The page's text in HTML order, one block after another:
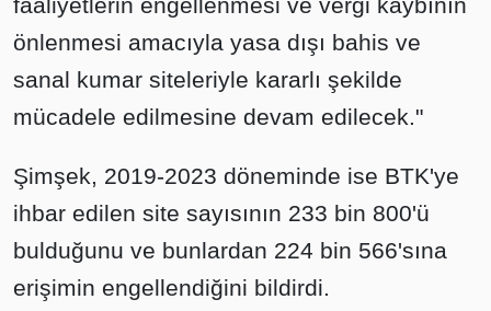
faaliyetlerin engellenmesi ve vergi kaybının
önlenmesi amacıyla yasa dışı bahis ve
sanal kumar siteleriyle kararlı şekilde
mücadele edilmesine devam edilecek."
Şimşek, 2019-2023 döneminde ise BTK'ye
ihbar edilen site sayısının 233 bin 800'ü
bulduğunu ve bunlardan 224 bin 566'sına
erişimin engellendiğini bildirdi.